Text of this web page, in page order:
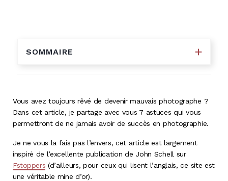
Vous avez toujours rêvé de devenir mauvais photographe ?
Dans cet article, je partage avec vous 7 astuces qui vous
permettront de ne jamais avoir de succès en photographie.
Je ne vous la fais pas l’envers, cet article est largement
inspiré de l’excellente publication de John Schell sur
Fstoppers (d’ailleurs, pour ceux qui lisent l’anglais, ce site est
une véritable mine d’or).
SOMMAIRE